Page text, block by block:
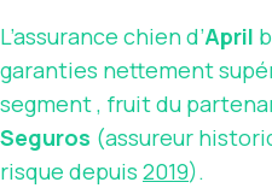
L’assurance chien d’April
garanties nettement
segment , fruit du
Seguros (assureur
risque depuis 2019).